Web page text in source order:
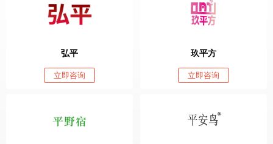
弘平
立即咨询
玖平方
立即咨询